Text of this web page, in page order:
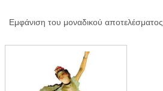
Εμφάνιση του μοναδικού αποτελέσματος